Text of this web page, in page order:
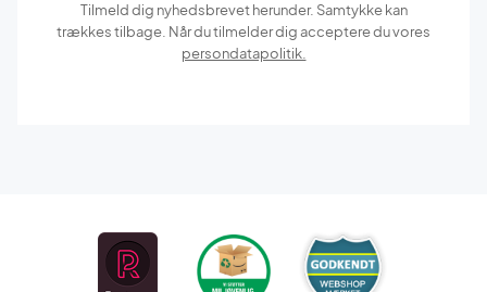
Tilmeld dig nyhedsbrevet herunder. Samtykke kan
trækkes tilbage. Når du tilmelder dig acceptere du vores
persondatapolitik.